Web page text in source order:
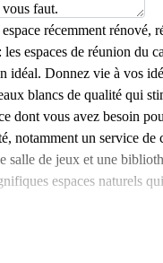
faut.
récemment rénové,
les espaces de réunion du
idéal. Donnez vie à vos
blancs de qualité qui
dont vous avez besoin
notamment un service
salle de jeux et une
espaces naturels